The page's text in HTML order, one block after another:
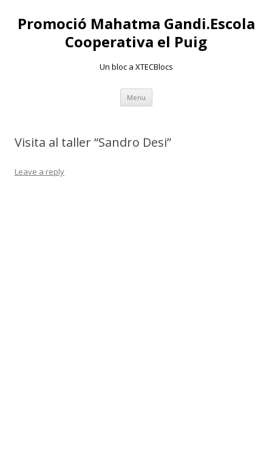
Promoció Mahatma Gandi.Escola
Cooperativa el Puig
Un bloc a XTECBlocs
Menu Skip
content
Visita al taller “Sandro Desi”
Leave a reply